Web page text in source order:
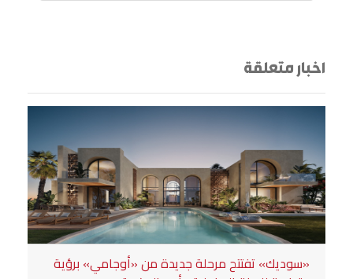
اخبار متعلقة
«سوديك» تفتتح مرحلة جديدة من «أوجامي» برؤية